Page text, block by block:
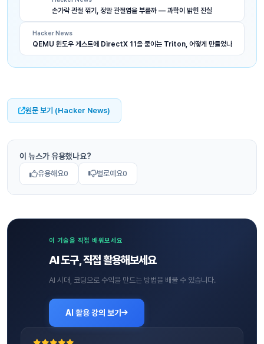
손가락 관절 꺾기, 정말 관절염을 부를까 — 과학이 밝힌 진실
Hacker News
QEMU 윈도우 게스트에 DirectX 11을 붙이는 Triton, 어떻게 만들었나
원문 보기 (Hacker News)
이 뉴스가 유용했나요?
유용해요0 별로예요0
이 기술을 직접 배워보세요
AI 도구, 직접 활용해보세요
AI 시대, 코딩으로 수익을 만드는 방법을 배울 수 있습니다.
AI 활용 강의 보기